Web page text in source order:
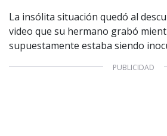
La insólita situación quedó al
video que su hermano grabó
supuestamente estaba siendo